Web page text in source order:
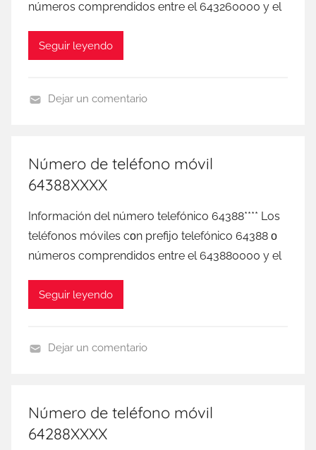
l
números comprendidos entre el 643260000 у el
Seguir leyendo
I
M
o
l
Dejar un comentario
Número de teléfono móvil
64388XXXX
Información del número telefónico 64388**** Los
teléfonos móviles сοn prefijo telefónico 64388 ο
números comprendidos entre el 643880000 у el
Seguir leyendo
I
M
Dejar un comentario
Número de teléfono móvil
64288XXXX